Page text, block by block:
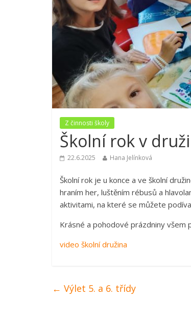
Z činnosti školy
Školní rok v
22.6.2025 Hana Jelínková
Školní rok je u konce a ve školní
hraním her, luštěním rébusů a
aktivitami, na které se můžete
Krásné a pohodové prázdniny všem
video školní družina
← Výlet 5. a 6. třídy